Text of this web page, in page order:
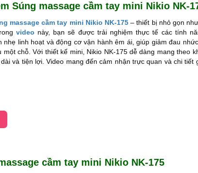
Súng massage cầm tay mini Nikio NK-
massage cầm tay mini Nikio NK-175 – thiết bị nhỏ gọn
video này, bạn sẽ được trải nghiệm thực tế các tính
nhẹ linh hoạt và động cơ vận hành êm ái, giúp giảm đau
chỗ. Với thiết kế mini, Nikio NK-175 dễ dàng mang theo
và tiện lợi. Video mang đến cảm nhận trực quan và chi tiết
cầm tay mini Nikio NK-175